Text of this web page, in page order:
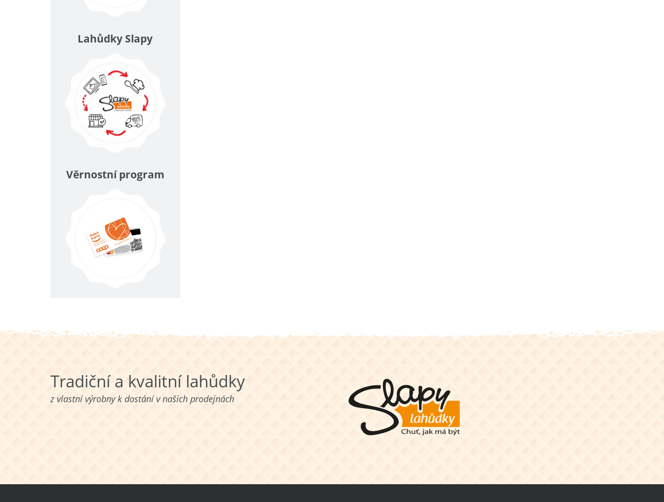
Lahůdky Slapy
Věrnostní program
Tradiční a kvalitní lahůdky
z vlastní výrobny k dostání v našich prodejnách